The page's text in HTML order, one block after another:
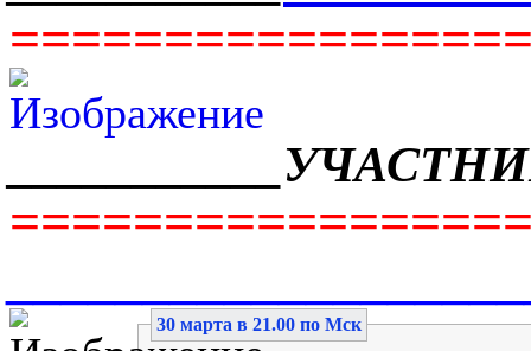
30 марта в 21.00 по Мск